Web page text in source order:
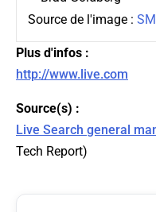
Source de l'image :
Plus d'infos :
http://www.live.com
Source(s) :
Live Search general
Tech Report)